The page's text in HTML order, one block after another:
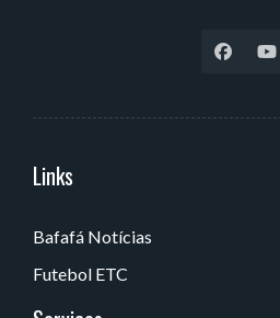
Links
Bafafá Notícias
Futebol ETC
Serviços